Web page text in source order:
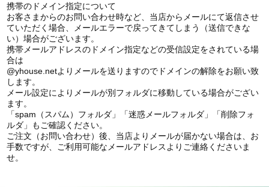
携帯のドメイン指定について
お客さまからのお問い合わせ時など、当店からメールにて返信させ
ていただく場合、メールエラーで戻ってきてしまう（送信できな
い）場合がございます。
携帯メールアドレスのドメイン指定などの受信設定をされている場
合は
@yhouse.netよりメールを送りますのでドメインの解除をお願い致
します。
メール設定によりメールが別フォルダに移動している場合がござい
ます。
「spam（スパム）フォルダ」「迷惑メールフォルダ」「削除フォ
ルダ」もご確認ください。
ご注文（お問い合わせ）後、当店よりメールが届かない場合は、お
手数ですが、ご利用可能なメールアドレスよりご連絡くださいま
せ。